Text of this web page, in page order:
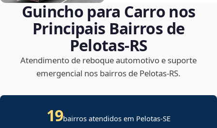
Guincho para Carro nos
Principais Bairros de
Pelotas‑RS
Atendimento de reboque automotivo e suporte
emergencial nos bairros de Pelotas‑RS.
19bairros atendidos em Pelotas-SE